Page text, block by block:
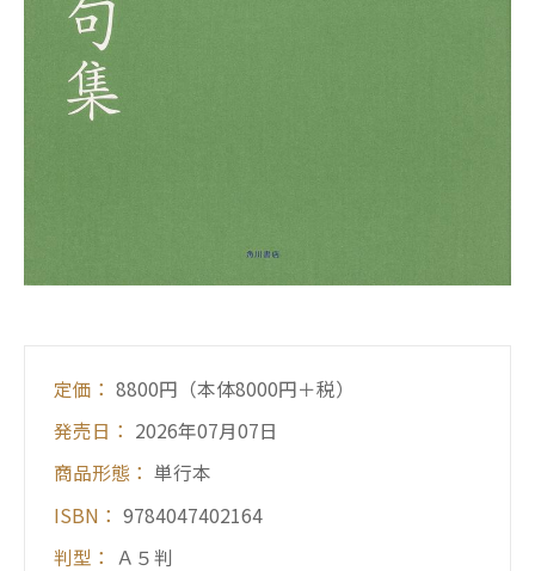
定価： 8800円（本体8000円＋税）
発売日： 2026年07月07日
商品形態： 単行本
ISBN： 9784047402164
判型：
Ａ５判